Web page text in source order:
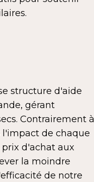
structure d'aide
gérant
Contrairement à
de chaque
d'achat aux
la moindre
de notre